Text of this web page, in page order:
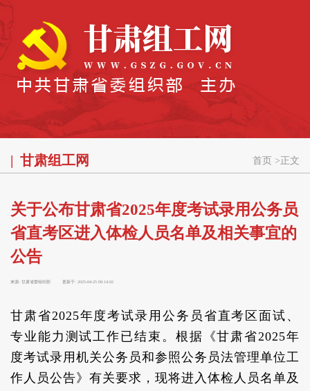
甘肃组工网 首页 > 正文
关于公布甘肃省2025年度考试录用公务员
省直考区进入体检人员名单及相关事宜的
公告
来源: 甘肃省委组织部 更新于: 2025-04-25 09:14:02
甘肃省2025年度考试录用公务员省直考区面试、
专业能力测试工作已结束。根据《甘肃省2025年
度考试录用机关公务员和参照公务员法管理单位工
作人员公告》有关要求，现将进入体检人员名单及